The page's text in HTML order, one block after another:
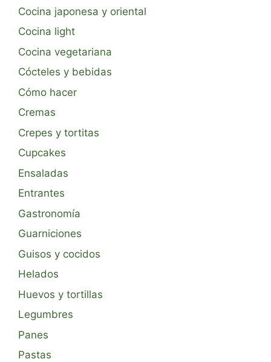
Cocina japonesa y oriental
Cocina light
Cocina vegetariana
Cócteles y bebidas
Cómo hacer
Cremas
Crepes y tortitas
Cupcakes
Ensaladas
Entrantes
Gastronomía
Guarniciones
Guisos y cocidos
Helados
Huevos y tortillas
Legumbres
Panes
Pastas